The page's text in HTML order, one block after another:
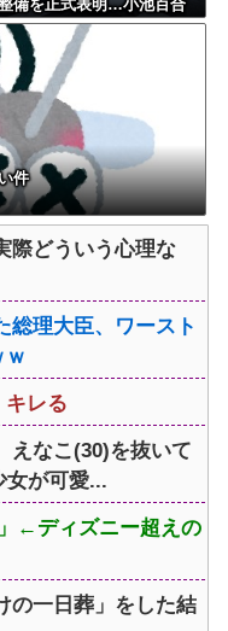
備を正式表明…小池百合
「多くの方が滞在、施設
効果高い」
件
際どういう心理な
総理大臣、ワースト
ｗ
キレる
えなこ(30)を抜いて
女が可愛...
←ディズニー超えの
の一日葬」をした結